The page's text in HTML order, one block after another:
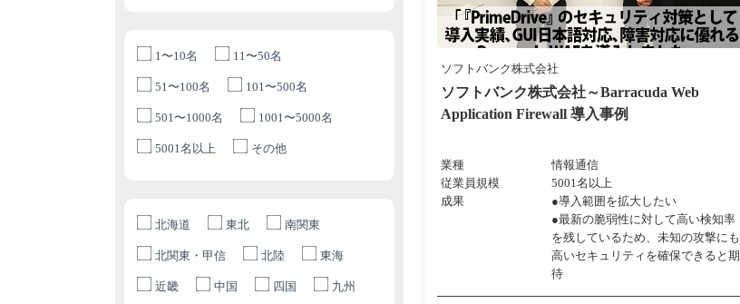
1〜10名 11〜50名
51〜100名 101〜500名
501〜1000名 1001〜5000名
5001名以上 その他
北海道 東北 南関東
北関東・甲信 北陸 東海
近畿 中国 四国 九州
ソフトバンク株式会社
ソフトバンク株式会社～Barracuda Web
Application Firewall 導入事例
業種
情報通信
従業員規模
5001名以上
成果
●導入範囲を拡大したい
●最新の脆弱性に対して高い検知率
を残しているため、未知の攻撃にも
高いセキュリティを確保できると期
待